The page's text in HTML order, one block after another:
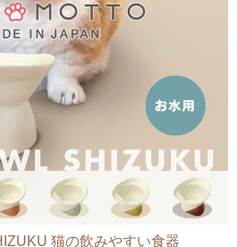
猫の飲みやすい食器